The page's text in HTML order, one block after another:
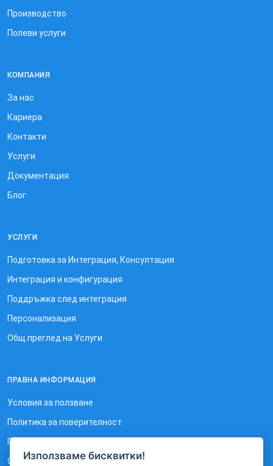
Производство
Полеви услуги
КОМПАНИЯ
За нас
Кариера
Контакти
Услуги
Документация
Блог
УСЛУГИ
Подготовка за Интеграция, Консултация
Интеграция и конфигурация
Поддръжка след интеграция
Персонализация
Общ преглед на Услуги
ПРАВНА ИНФОРМАЦИЯ
Условия за ползване
Политика за поверителност
Политика за използване на бисквитки
Отказ от отговорност
Използваме бисквитки!